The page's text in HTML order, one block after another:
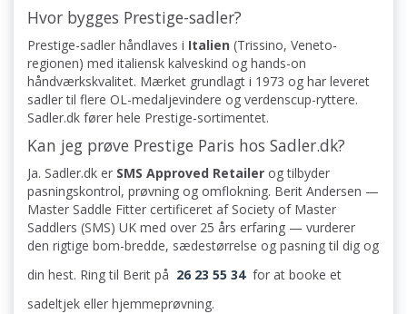
Hvor bygges Prestige-sadler?
Prestige-sadler håndlaves i Italien (Trissino, Veneto-
regionen) med italiensk kalveskind og hands-on
håndværkskvalitet. Mærket grundlagt i 1973 og har leveret
sadler til flere OL-medaljevindere og verdenscup-ryttere.
Sadler.dk fører hele Prestige-sortimentet.
Kan jeg prøve Prestige Paris hos Sadler.dk?
Ja. Sadler.dk er SMS Approved Retailer og tilbyder
pasningskontrol, prøvning og omflokning. Berit Andersen —
Master Saddle Fitter certificeret af Society of Master
Saddlers (SMS) UK med over 25 års erfaring — vurderer
den rigtige bom-bredde, sædestørrelse og pasning til dig og
din hest. Ring til Berit på 26 23 55 34 for at booke et
sadeltjek eller hjemmeprøvning.